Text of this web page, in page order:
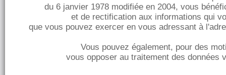
du 6 janvier 1978 modifiée en 2004, vous
et de rectification aux informations qui
que vous pouvez exercer en vous adressant à
Vous pouvez également, pour des
vous opposer au traitement des données